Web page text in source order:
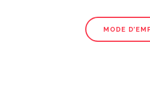
MODE